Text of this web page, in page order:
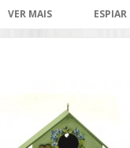
VER MAIS ESPIAR